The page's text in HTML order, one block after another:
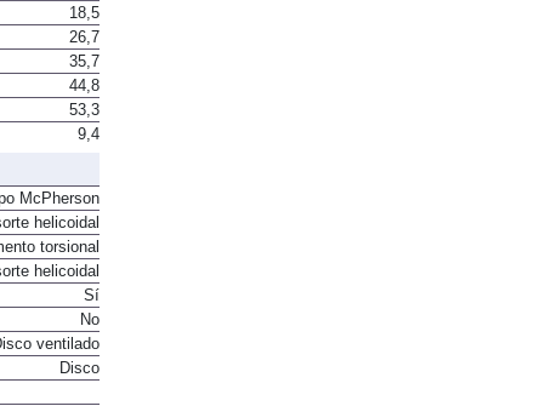
18,5
26,7
35,7
44,8
53,3
9,4
McPherson
helicoidal
torsional
helicoidal
Sí
No
ventilado
Disco